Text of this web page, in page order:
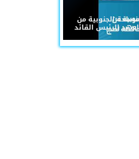
الجنوبية من
للرئيس القائد